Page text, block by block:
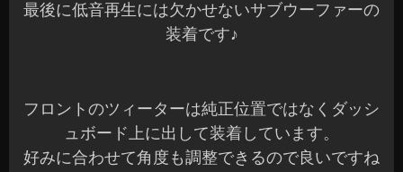
最後に低音再生には欠かせないサブウーファーの
装着です♪
フロントのツィーターは純正位置ではなくダッシ
ュボード上に出して装着しています。
好みに合わせて角度も調整できるので良いですね